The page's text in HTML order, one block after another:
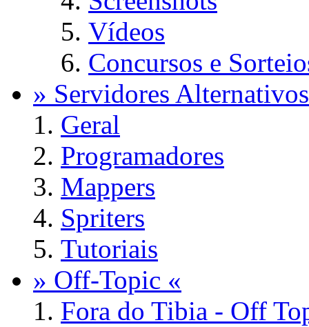
Vídeos
Concursos e
» Servidores
Geral
Programadores
Mappers
Spriters
Tutoriais
» Off-Topic «
Fora do Tibia - Off